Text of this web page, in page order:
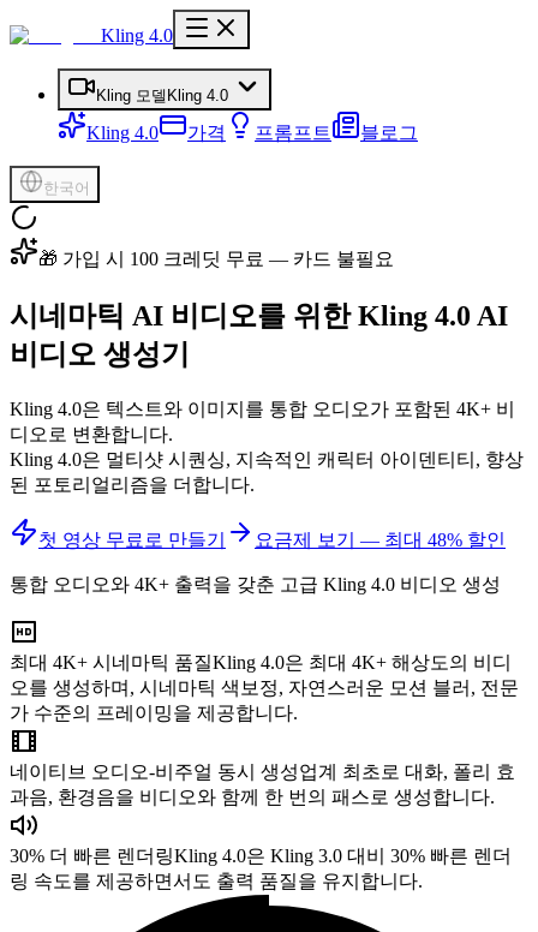
Kling 4.0
Kling 모델 Kling 4.0
Kling 4.0 가격 프롬프트 블로그
한국어
🎁 가입 시 100 크레딧 무료 — 카드 불필요
시네마틱 AI 비디오를 위한 Kling 4.0 AI
비디오 생성기
Kling 4.0은 텍스트와 이미지를 통합 오디오가 포함된 4K+ 비
디오로 변환합니다.
Kling 4.0은 멀티샷 시퀀싱, 지속적인 캐릭터 아이덴티티, 향상
된 포토리얼리즘을 더합니다.
첫 영상 무료로 만들기 요금제 보기 — 최대 48% 할인
통합 오디오와 4K+ 출력을 갖춘 고급 Kling 4.0 비디오 생성
최대 4K+ 시네마틱 품질Kling 4.0은 최대 4K+ 해상도의 비디
오를 생성하며, 시네마틱 색보정, 자연스러운 모션 블러, 전문
가 수준의 프레이밍을 제공합니다.
네이티브 오디오-비주얼 동시 생성업계 최초로 대화, 폴리 효
과음, 환경음을 비디오와 함께 한 번의 패스로 생성합니다.
30% 더 빠른 렌더링Kling 4.0은 Kling 3.0 대비 30% 빠른 렌더
링 속도를 제공하면서도 출력 품질을 유지합니다.